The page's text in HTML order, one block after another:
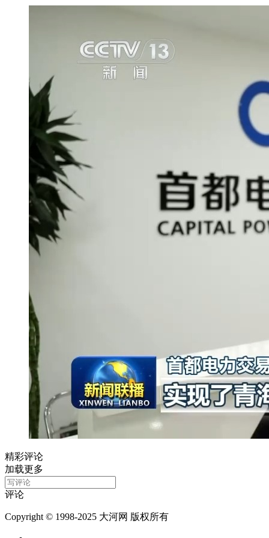
精彩评论
加载更多
评论
Copyright © 1998-2025 大河网 版权所有